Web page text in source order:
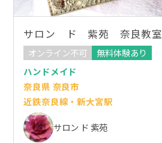
サロン ド 紫苑 奈良教室
オンライン不可
無料体験あり
ハンドメイド
奈良県 奈良市
近鉄奈良線・新大宮駅
サロン ド 紫苑